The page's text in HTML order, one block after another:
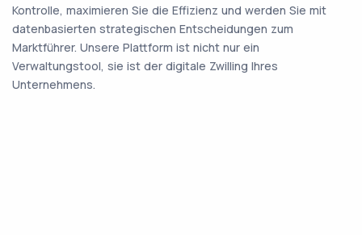
Kontrolle, maximieren Sie die Effizienz und werden Sie mit
datenbasierten strategischen Entscheidungen zum
Marktführer. Unsere Plattform ist nicht nur ein
Verwaltungstool, sie ist der digitale Zwilling Ihres
Unternehmens.